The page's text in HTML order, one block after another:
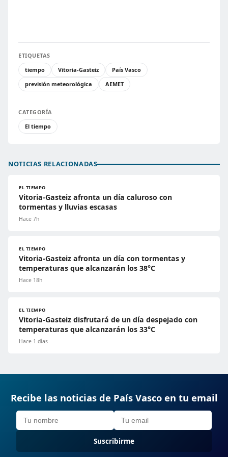
ETIQUETAS
tiempo
Vitoria-Gasteiz
País Vasco
previsión meteorológica
AEMET
CATEGORÍA
El tiempo
NOTICIAS RELACIONADAS
EL TIEMPO
Vitoria-Gasteiz afronta un día caluroso con
tormentas y lluvias escasas
Hace 7h
EL TIEMPO
Vitoria-Gasteiz afronta un día con tormentas y
temperaturas que alcanzarán los 38°C
Hace 18h
EL TIEMPO
Vitoria-Gasteiz disfrutará de un día despejado con
temperaturas que alcanzarán los 33°C
Hace 1 días
Recibe las noticias de País Vasco en tu email
Suscribirme